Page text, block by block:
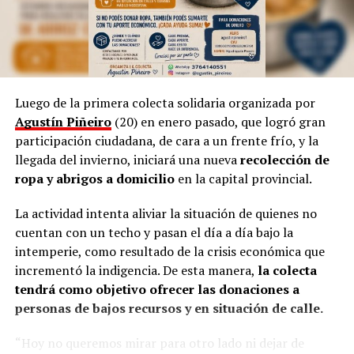
necesidad de volver a simple”.
Por otra parte, Marinoni admite que el arte suele ser
provocador, así como las manifestaciones populares de
las niñas representando a lasVírgenes, como también
los tamborileros afroamericanos que se mezclan con las
costumbres tradicionales correntinas durante enero. “A
veces no entendemos la cultura del Litoral”, define.
En esa línea, en 2014, Marinoni incluyó al
Curupí , el
personaje de la mitología guaraní que tiene un pene
largo y envuelto en su cuerpo, un hecho que significó
una gran polémica en el anfiteatro Mario del Tránsito
Cocomarola, de Corrientes, donde se hacía e festival
chamamecero.
“Las políticas culturales son muy importantes”, apunta
el coreógrafo posadeño al considerar que siempre fue el
Estado el que garantizó las seguridad laboral a los
Luego de la primera colecta solidaria organizada por
Agustín Piñeiro(20) en enero pasado, que logró gran
participación ciudadana, de cara a un frente frío, y la
llegada del invierno, iniciará una nuevarecolección de
ropa y abrigos a domicilioen la capital provincial.
La actividad intenta aliviar la situación de quienes no
cuentan con un techo y pasan el día a día bajo la
intemperie, como resultado de la crisis económica que
incrementó la indigencia. De esta manera, la colecta
tendrá como objetivo ofrecer las donaciones a
personas de bajos recursos y en situación de calle.
“Hoy no queremos mirar para otro lado ni dejar de